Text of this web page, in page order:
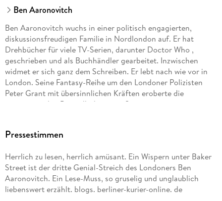
Ben Aaronovitch
Ben Aaronovitch wuchs in einer politisch engagierten,
diskussionsfreudigen Familie in Nordlondon auf. Er hat
Drehbücher für viele TV-Serien, darunter Doctor Who ,
geschrieben und als Buchhändler gearbeitet. Inzwischen
widmet er sich ganz dem Schreiben. Er lebt nach wie vor in
London. Seine Fantasy-Reihe um den Londoner Polizisten
Peter Grant mit übersinnlichen Kräften eroberte die
internationalen Bestsellerlisten im Sturm.
Pressestimmen
Herrlich zu lesen, herrlich amüsant. Ein Wispern unter Baker
Street ist der dritte Genial-Streich des Londoners Ben
Aaronovitch. Ein Lese-Muss, so gruselig und unglaublich
liebenswert erzählt. blogs. berliner-kurier-online. de